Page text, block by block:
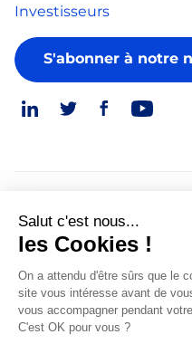
Investisseurs
S'abonner à notre
Mentions légales
Made
by
Salut c'est nous...
les Cookies !
On a attendu d'être sûrs que le
site vous intéresse avant de
vous accompagner pendant
C'est OK pour vous ?